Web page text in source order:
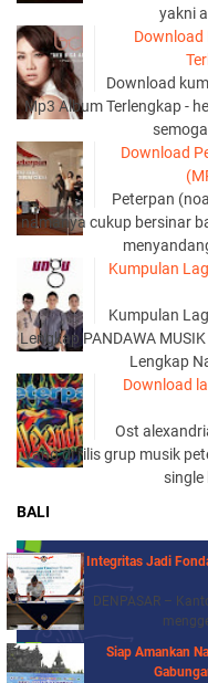
yakni
Download
Download
Mp3 Album Terlengkap -
Download
Peterpan
namanya cukup bersinar
Kumpulan
Kumpulan
Lengkap PANDAWA
Lengkap
Download
Ost
yang di rilis grup musik
single
BALI
Integritas Jadi
DENPASAR –
Siap Amankan